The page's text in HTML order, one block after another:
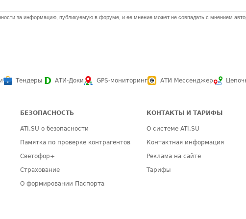
за информацию, публикуемую в форуме, и ее мнение может не совпадать с мнением
Тендеры АТИ-Доки GPS-мониторинг АТИ Мессенджер
БЕЗОПАСНОСТЬ
ATI.SU о безопасности
Памятка по проверке контрагентов
Светофор+
Страхование
О формировании Паспорта
КОНТАКТЫ И ТАРИФЫ
О системе ATI.SU
Контактная информация
Реклама на сайте
Тарифы